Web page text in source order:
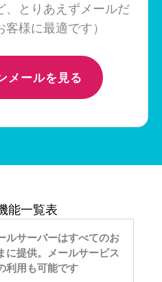
、とりあえずメールだ
様に最適です）
メールを見る
能一覧表
ルサーバーはすべてのお
に提供。メールサービス
利用も可能です